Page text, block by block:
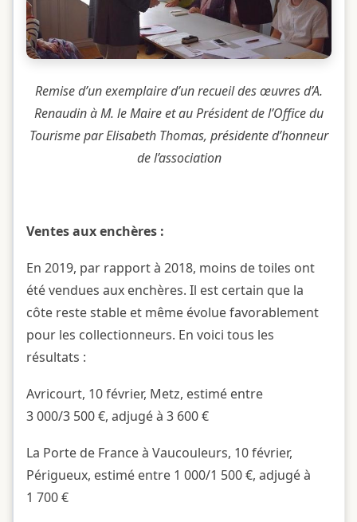
Remise d’un exemplaire d’un recueil des œuvres d’A.
Renaudin à M. le Maire et au Président de l’Office du
Tourisme par Elisabeth Thomas, présidente d’honneur
de l’association
Ventes aux enchères :
En 2019, par rapport à 2018, moins de toiles ont
été vendues aux enchères. Il est certain que la
côte reste stable et même évolue favorablement
pour les collectionneurs. En voici tous les
résultats :
Avricourt, 10 février, Metz, estimé entre
3 000/3 500 €, adjugé à 3 600 €
La Porte de France à Vaucouleurs, 10 février,
Périgueux, estimé entre 1 000/1 500 €, adjugé à
1 700 €